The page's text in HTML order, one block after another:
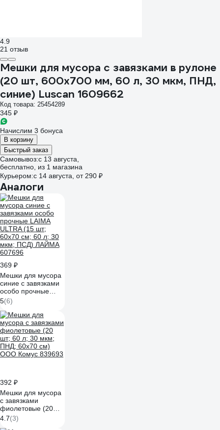
4.9
21 отзыв
Мешки для мусора с завязками в рулоне
(20 шт, 600х700 мм, 60 л, 30 мкм, ПНД,
синие) Luscan 1609662
Код товара: 25454289
345 ₽
Начислим 3 бонуса
В корзину
Быстрый заказ
Самовывоз:c 13 августа,
бесплатно , из 1 магазина
Курьером:c 14 августа, от 290 ₽
Аналоги
369 ₽
Мешки для мусора
синие с завязками
особо прочные
LAIMA ULTRA (15
шт; 60x70 см; 60 л;
30 мкм; ПСД)
ЛАЙМА 607696
5(6)
392 ₽
Мешки для мусора
с завязками
фиолетовые (20
шт; 60 л; 30 мкм;
ПНД; 60x70 см)
4.7(3)